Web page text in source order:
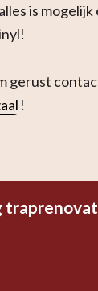
is mogelijk
gerust
!